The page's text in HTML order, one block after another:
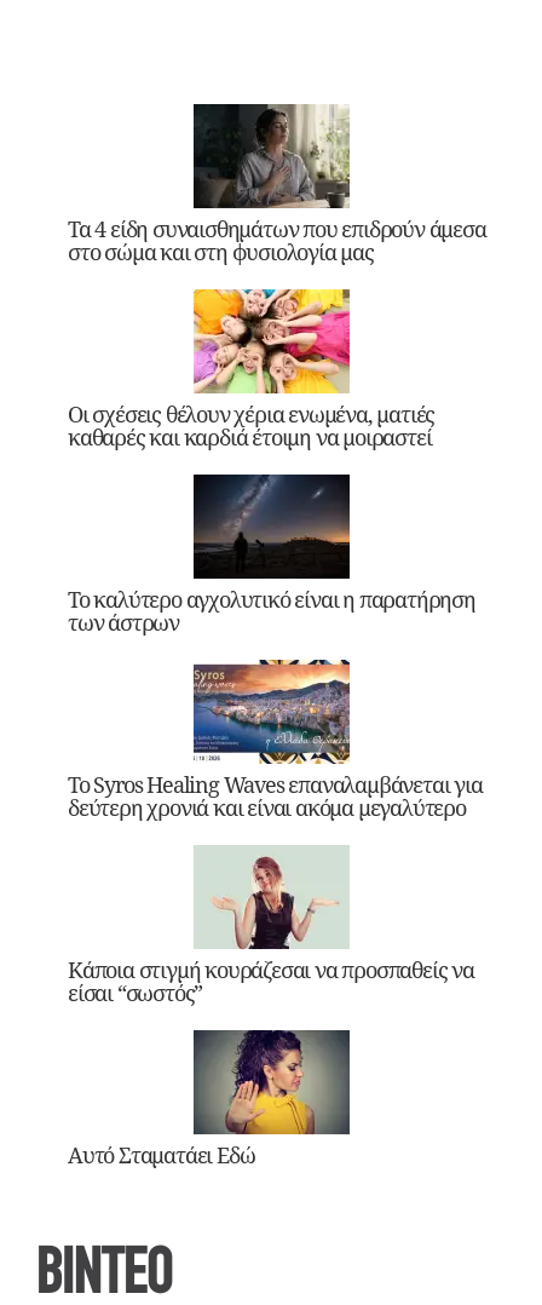
Τα 4 είδη συναισθημάτων που επιδρούν άμεσα
στο σώμα και στη φυσιολογία μας
Οι σχέσεις θέλουν χέρια ενωμένα, ματιές
καθαρές και καρδιά έτοιμη να μοιραστεί
Το καλύτερο αγχολυτικό είναι η παρατήρηση
των άστρων
Το Syros Healing Waves επαναλαμβάνεται για
δεύτερη χρονιά και είναι ακόμα μεγαλύτερο
Κάποια στιγμή κουράζεσαι να προσπαθείς να
είσαι “σωστός”
Αυτό Σταματάει Εδώ
ΒΙΝΤΕΟ